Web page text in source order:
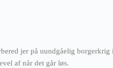
jer på uundgåelig borgerkrig
af når det går løs.